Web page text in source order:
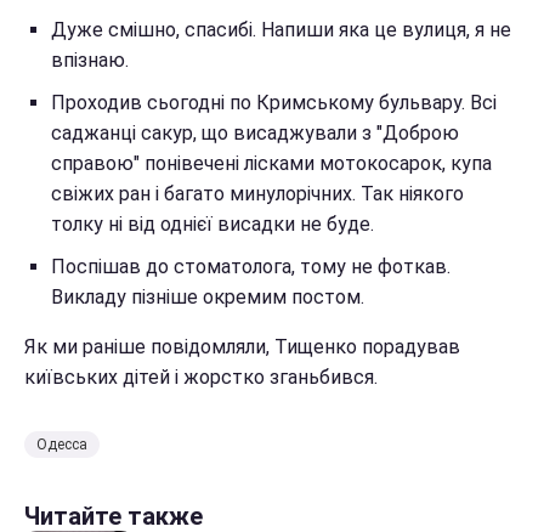
Дуже смішно, спасибі. Напиши яка це вулиця, я не
впізнаю.
Проходив сьогодні по Кримському бульвару. Всі
саджанці сакур, що висаджували з "Доброю
справою" понівечені лісками мотокосарок, купа
свіжих ран і багато минулорічних. Так ніякого
толку ні від однієї висадки не буде.
Поспішав до стоматолога, тому не фоткав.
Викладу пізніше окремим постом.
Як ми раніше повідомляли, Тищенко порадував
київських дітей і жорстко зганьбився.
Одесса
Читайте также